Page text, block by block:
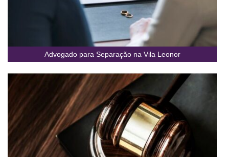
Advogado para Separação na Vila Leonor